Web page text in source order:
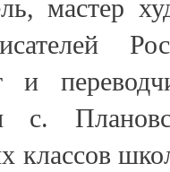
мастер
и
с.
классов